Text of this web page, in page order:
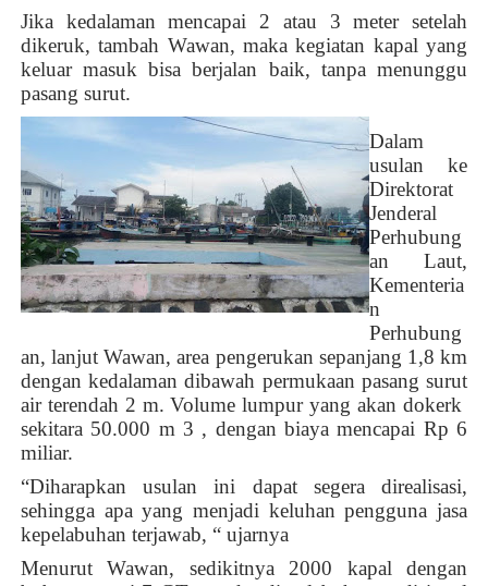
Jika kedalaman mencapai 2 atau 3 meter setelah
dikeruk, tambah Wawan, maka kegiatan kapal yang
keluar masuk bisa berjalan baik, tanpa menunggu
pasang surut.
Dalam
usulan ke
Direktorat
Jenderal
Perhubung
an Laut,
Kementeria
n
Perhubung
an, lanjut Wawan, area pengerukan sepanjang 1,8 km
dengan kedalaman dibawah permukaan pasang surut
air terendah 2 m. Volume lumpur yang akan dokerk
sekitara 50.000 m 3 , dengan biaya mencapai Rp 6
miliar.
“Diharapkan usulan ini dapat segera direalisasi,
sehingga apa yang menjadi keluhan pengguna jasa
kepelabuhan terjawab, “ ujarnya
Menurut Wawan, sedikitnya 2000 kapal dengan